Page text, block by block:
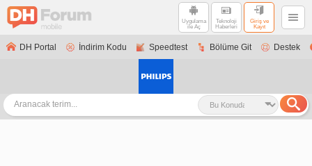
Uygulama
ile Aç
Teknoloji
Haberleri
Giriş ve
Kayıt
DH Portal İndirim Kodu Speedtest Bölüme Git Destek